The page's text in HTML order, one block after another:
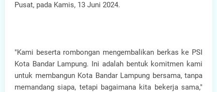
Pusat, pada Kamis, 13 Juni 2024.
"Kami beserta rombongan mengembalikan berkas ke PSI
Kota Bandar Lampung. Ini adalah bentuk komitmen kami
untuk membangun Kota Bandar Lampung bersama, tanpa
memandang siapa, tetapi bagaimana kita bekerja sama,"